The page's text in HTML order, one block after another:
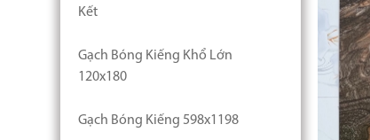
Kết
Gạch Bóng Kiếng Khổ Lớn
120x180
Gạch Bóng Kiếng 598x1198